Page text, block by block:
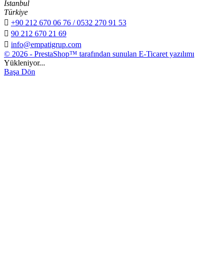
İstanbul
Türkiye
 +90 212 670 06 76 / 0532 270 91 53
 90 212 670 21 69
 info@empatigrup.com
© 2026 - PrestaShop™ tarafından sunulan E-Ticaret yazılımı
Yükleniyor...
Başa Dön